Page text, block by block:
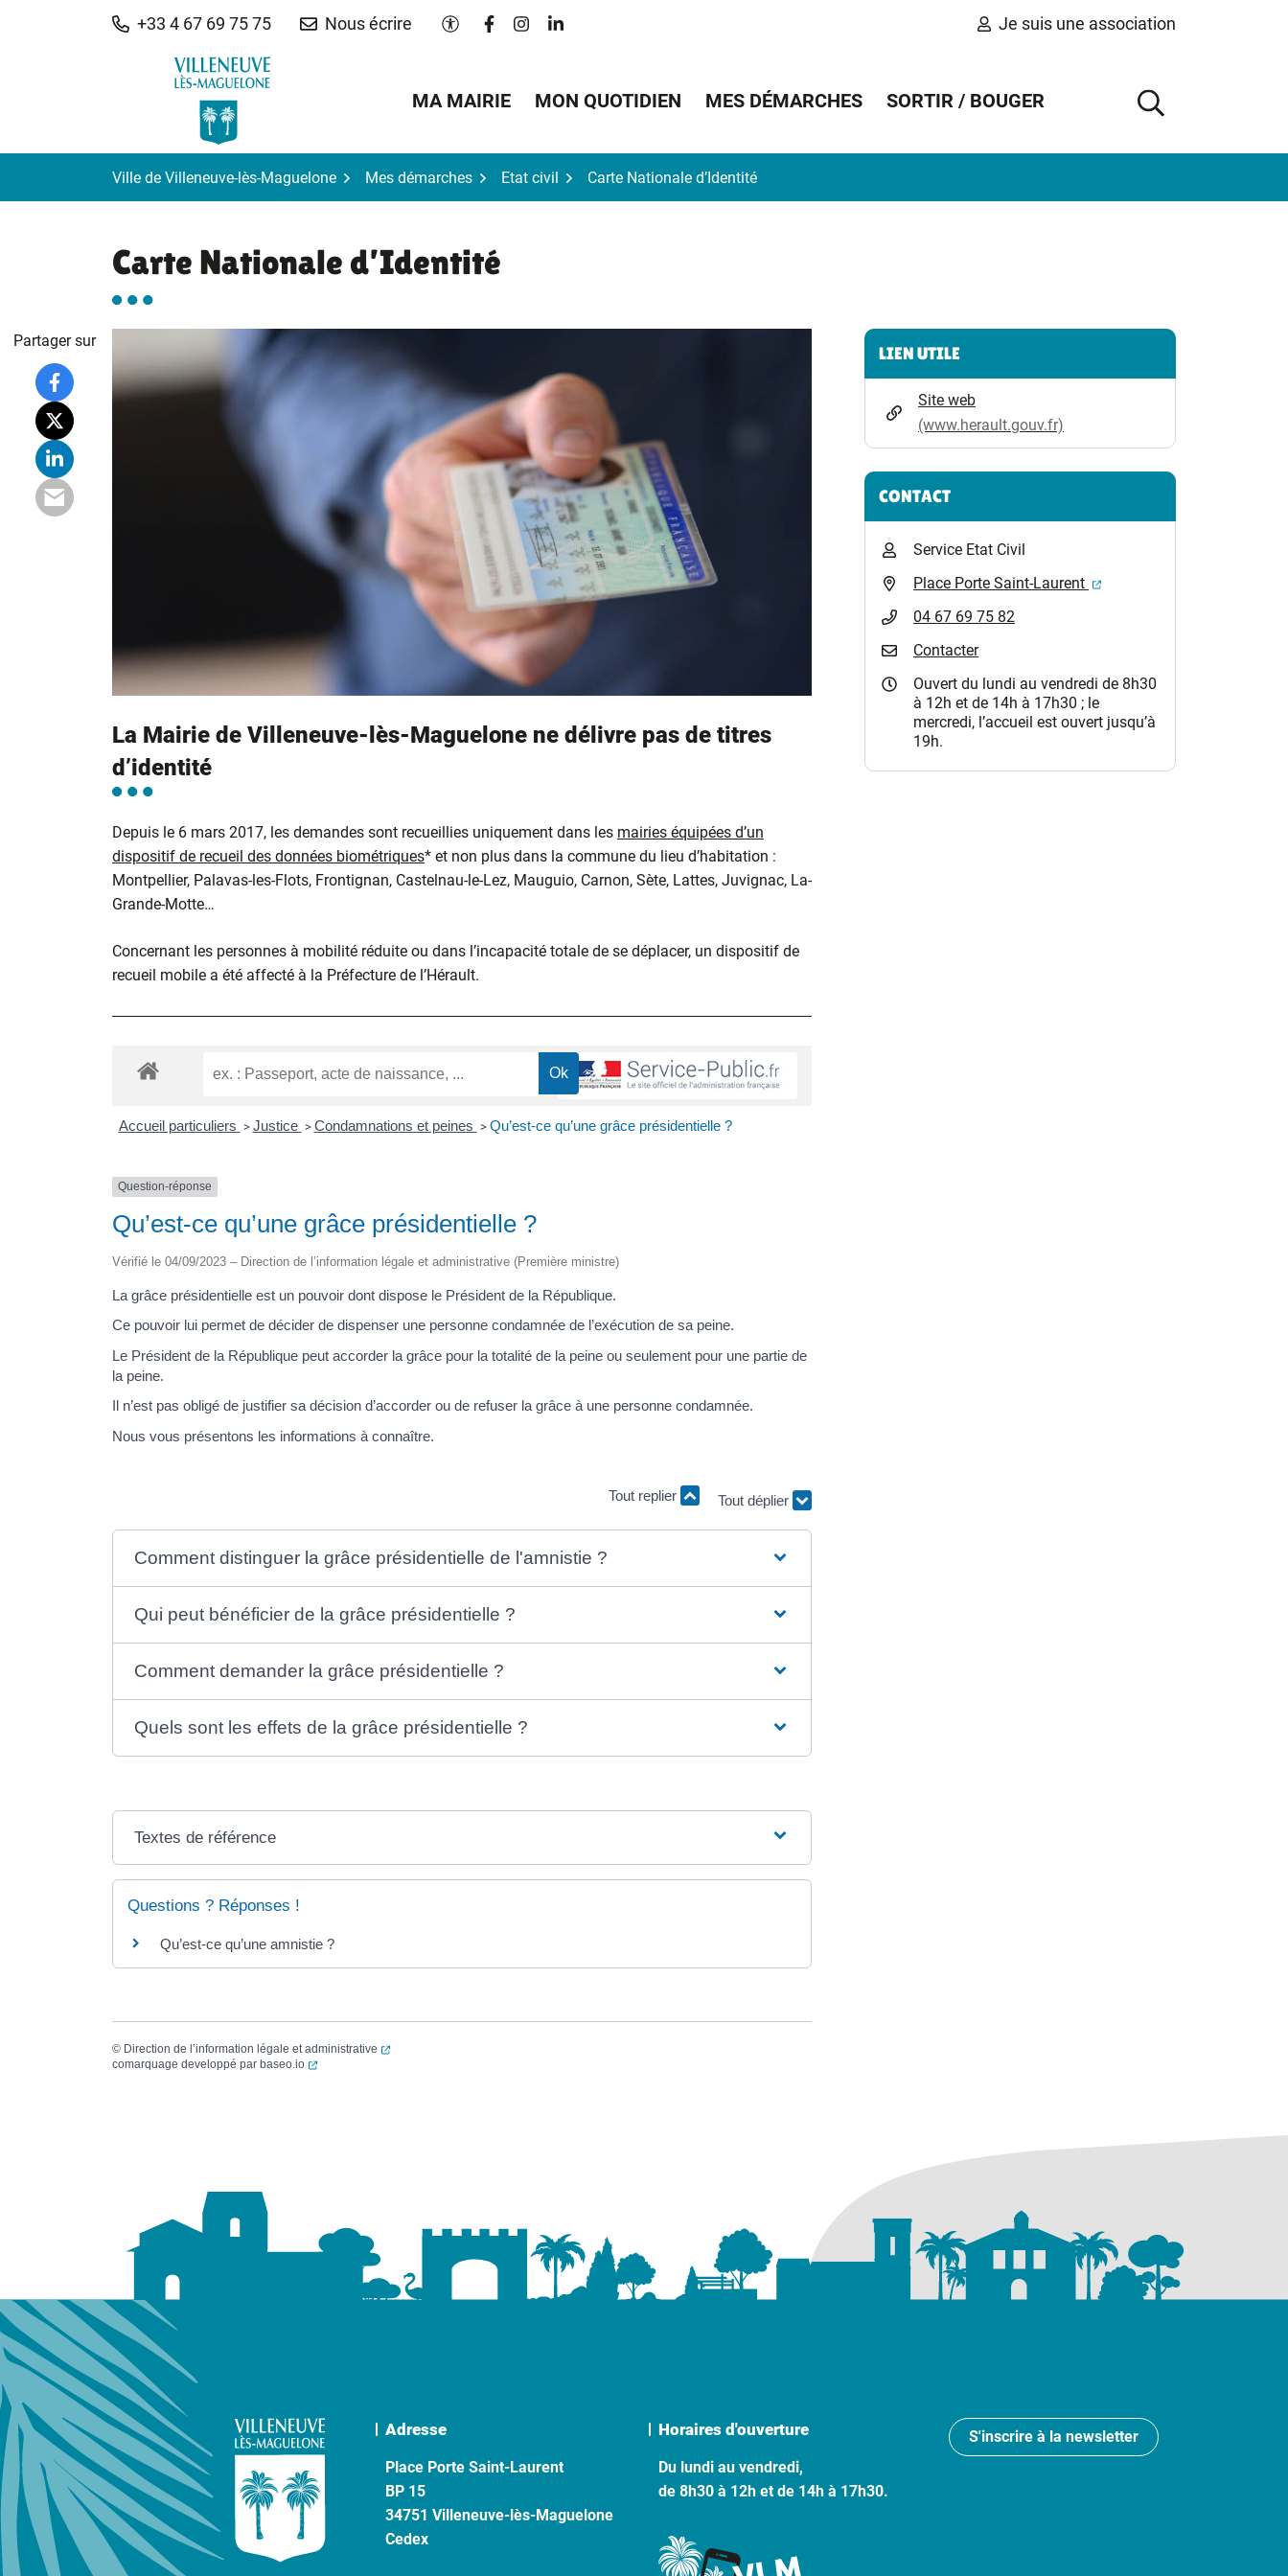
+33 4 67 69 75 75 Nous écrire Paramètres d'accessibilité
Lien vers le compte Facebook
Lien vers le compte Instagram
Lien vers le compte Linkedin Je suis une association
MA MAIRIE MON QUOTIDIEN MES DÉMARCHES SORTIR / BOUGER
AFFICHER
Ville de Villeneuve-lès-Maguelone Mes démarches Etat civil Carte Nationale d’Identité
Carte Nationale d’Identité
La Mairie de Villeneuve-lès-Maguelone ne délivre pas de titres
d’identité
Depuis le 6 mars 2017, les demandes sont recueillies uniquement dans les mairies équipées d’un
dispositif de recueil des données biométriques* et non plus dans la commune du lieu d’habitation :
Montpellier, Palavas-les-Flots, Frontignan, Castelnau-le-Lez, Mauguio, Carnon, Sète, Lattes, Juvignac, La-
Grande-Motte…
Concernant les personnes à mobilité réduite ou dans l’incapacité totale de se déplacer, un dispositif de
recueil mobile a été affecté à la Préfecture de l’Hérault.
Accueil particuliers > Justice > Condamnations et peines > Qu’est-ce qu’une grâce présidentielle ?
Question-réponse
Qu’est-ce qu’une grâce présidentielle ?
Vérifié le 04/09/2023 – Direction de l’information légale et administrative (Première ministre)
La grâce présidentielle est un pouvoir dont dispose le Président de la République.
Ce pouvoir lui permet de décider de dispenser une personne condamnée de l’exécution de sa peine.
Le Président de la République peut accorder la grâce pour la totalité de la peine ou seulement pour une partie de
la peine.
Il n’est pas obligé de justifier sa décision d’accorder ou de refuser la grâce à une personne condamnée.
Nous vous présentons les informations à connaître.
Tout replier
Tout déplier
Comment distinguer la grâce présidentielle de l'amnistie ?
Qui peut bénéficier de la grâce présidentielle ?
Comment demander la grâce présidentielle ?
Quels sont les effets de la grâce présidentielle ?
Textes de référence
Questions ? Réponses !
Qu’est-ce qu’une amnistie ?
© Direction de l’information légale et administrative
(ouverture dans un nouvel onglet)
comarquage developpé par baseo.io (ouverture dans un nouvel onglet)
Partager sur Informations complémentaires
LIEN UTILE
Site web
(www.herault.gouv.fr)
CONTACT
Service Etat Civil
Place Porte Saint-Laurent
(ouverture dans un nouvel
04 67 69 75 82
Contacter
Ouvert du lundi au vendredi de 8h30
à 12h et de 14h à 17h30 ; le
mercredi, l’accueil est ouvert jusqu’à
19h.
Adresse
Place Porte Saint-Laurent
BP 15
34751 Villeneuve-lès-Maguelone
Cedex
Horaires d'ouverture
Du lundi au vendredi,
de 8h30 à 12h et de 14h à 17h30.
S'inscrire à la newsletter